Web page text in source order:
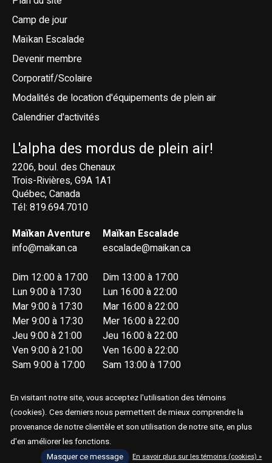
Camp de jour
Maïkan Escalade
Devenir membre
Corporatif/Scolaire
Modalités de location d'équipements de plein air
Calendrier d'activités
L'alpha des mordus de plein air!
2206, boul. des Chenaux
Trois-Rivières, G9A 1A1
Québec, Canada
Tél: 819.694.7010
Maïkan Aventure
info@maikan.ca
Dim 12:00 à 17:00
Lun 9:00 à 17:30
Mar 9:00 à 17:30
Mer 9:00 à 17:30
Jeu 9:00 à 21:00
Ven 9:00 à 21:00
Sam 9:00 à 17:00
Maïkan Escalade
escalade@maikan.ca
Dim 13:00 à 17:00
Lun 16:00 à 22:00
Mar 16:00 à 22:00
Mer 16:00 à 22:00
Jeu 16:00 à 22:00
Ven 16:00 à 22:00
Sam 13:00 à 17:00
© Copyright 2026 Maïkan Aventure
En visitant notre site, vous acceptez l'utilisation des témoins
(cookies). Ces derniers nous permettent de mieux comprendre la
provenance de notre clientèle et son utilisation de notre site, en plus
d'en améliorer les fonctions.
Masquer ce message
En savoir plus sur les témoins (cookies) »